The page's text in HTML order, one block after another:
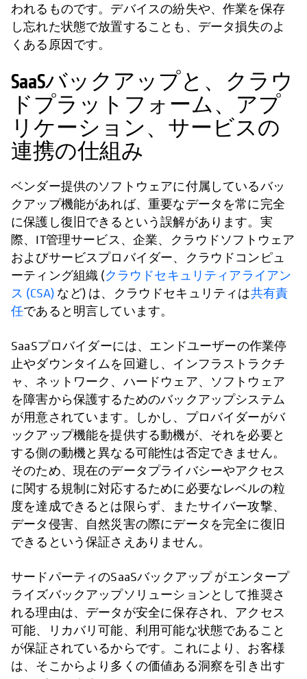
われるものです。デバイスの紛失や、作業を保存
し忘れた状態で放置することも、データ損失のよ
くある原因です。
SaaSバックアップと、クラウ
ドプラットフォーム、アプ
リケーション、サービスの
連携の仕組み
ベンダー提供のソフトウェアに付属しているバッ
クアップ機能があれば、重要なデータを常に完全
に保護し復旧できるという誤解があります。実
際、IT管理サービス、企業、クラウドソフトウェア
およびサービスプロバイダー、クラウドコンピュ
ーティング組織 (クラウドセキュリティアライアン
ス (CSA) など) は、クラウドセキュリティは共有責
任であると明言しています。
SaaSプロバイダーには、エンドユーザーの作業停
止やダウンタイムを回避し、インフラストラクチ
ャ、ネットワーク、ハードウェア、ソフトウェア
を障害から保護するためのバックアップシステム
が用意されています。しかし、プロバイダーがバ
ックアップ機能を提供する動機が、それを必要と
する側の動機と異なる可能性は否定できません。
そのため、現在のデータプライバシーやアクセス
に関する規制に対応するために必要なレベルの粒
度を達成できるとは限らず、またサイバー攻撃、
データ侵害、自然災害の際にデータを完全に復旧
できるという保証さえありません。
サードパーティのSaaSバックアップ がエンタープ
ライズバックアップソリューションとして推奨さ
れる理由は、データが安全に保存され、アクセス
可能、リカバリ可能、利用可能な状態であること
が保証されているからです。これにより、お客様
は、そこからより多くの価値ある洞察を引き出す